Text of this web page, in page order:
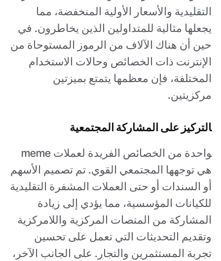
التقليدية والأسعار الأولية المنخفضة، مما
يجعلها مثالية للمتداولين الذين يخاطرون. في
حين أن هناك الآلاف من الرموز المستوحاة من
الإنترنت ذات الخصائص وحالات الاستخدام
المختلفة، فإن معظمها يتمتع بميزتين
مركزيتين.
التركيز على المشاركة المجتمعية
واحدة من الخصائص الفريدة لعملات meme
هي توجهها المجتمعي القوي. تم تصميم الأسهم
أو السندات أو حتى العملات المشفرة التقليدية
للكيانات المؤسسية، مما يؤدي إلى زيادة
المشاركة من المنصات المركزية واللامركزية
وتقديم التحديثات التي تعمل على تحسين
تجربة المستثمرين والتجار. على الجانب الآخر،